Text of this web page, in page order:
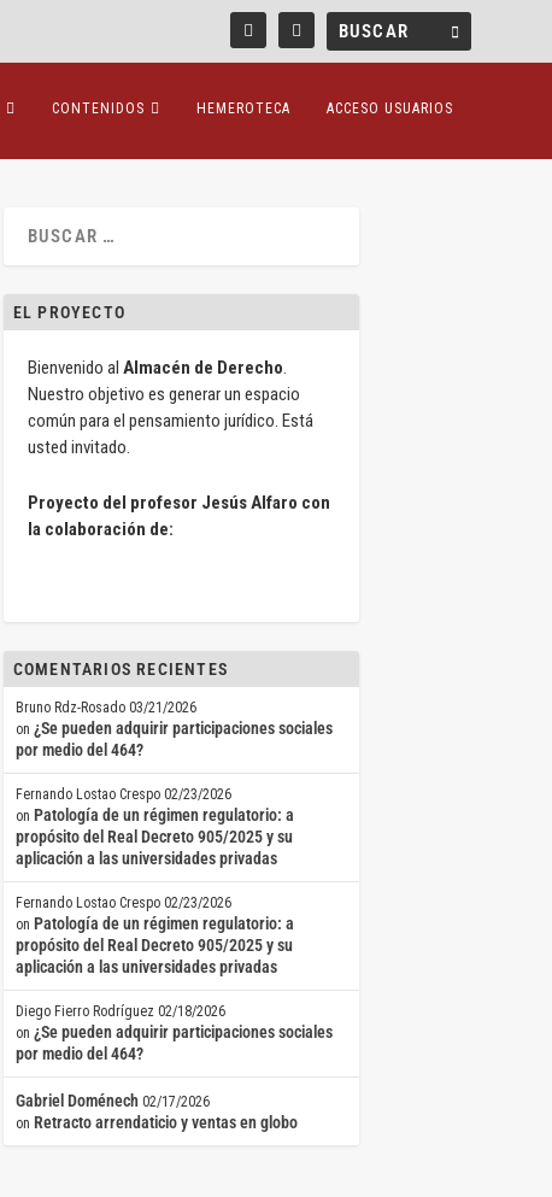
CONTENIDOS HEMEROTECA ACCESO USUARIOS
EL PROYECTO
Bienvenido al Almacén de Derecho.
Nuestro objetivo es generar un espacio
común para el pensamiento jurídico. Está
usted invitado.
Proyecto del profesor Jesús Alfaro con
la colaboración de:
COMENTARIOS RECIENTES
Bruno Rdz-Rosado 03/21/2026
on ¿Se pueden adquirir participaciones sociales
por medio del 464?
Fernando Lostao Crespo 02/23/2026
on Patología de un régimen regulatorio: a
propósito del Real Decreto 905/2025 y su
aplicación a las universidades privadas
Fernando Lostao Crespo 02/23/2026
on Patología de un régimen regulatorio: a
propósito del Real Decreto 905/2025 y su
aplicación a las universidades privadas
Diego Fierro Rodríguez 02/18/2026
on ¿Se pueden adquirir participaciones sociales
por medio del 464?
Gabriel Doménech 02/17/2026
on Retracto arrendaticio y ventas en globo